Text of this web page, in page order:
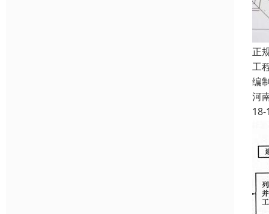
正
工
编
河
18-